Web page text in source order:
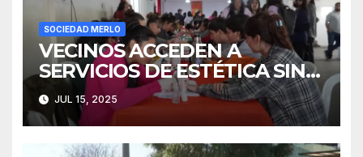
SOCIEDAD MERLO
VECINOS ACCEDEN A
SERVICIOS DE ESTÉTICA SIN
COSTO
JUL 15, 2025